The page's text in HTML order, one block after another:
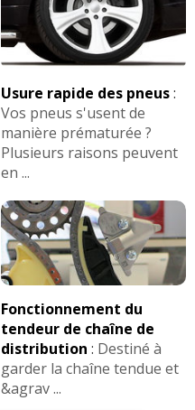
Usure rapide des pneus:
Vos pneus s'usent de
manière prématurée ?
Plusieurs raisons peuvent
en ...
Fonctionnement du
tendeur de chaîne de
distribution : Destiné à
garder la chaîne tendue et
&agrav ...